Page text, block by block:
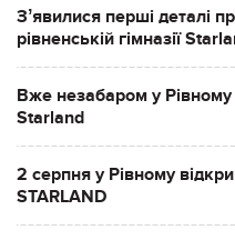
Зʼявилися перші деталі
рівненській гімназії
Вже незабаром у Рівному
Starland
2 серпня у Рівному
STARLAND